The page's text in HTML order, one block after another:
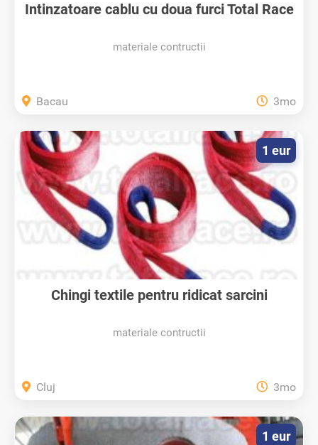
Intinzatoare cablu cu doua furci Total Race
materiale contructii
Bacau 3mo
Chingi textile pentru ridicat sarcini
materiale contructii
1 eur
Cluj 3mo
1 eur